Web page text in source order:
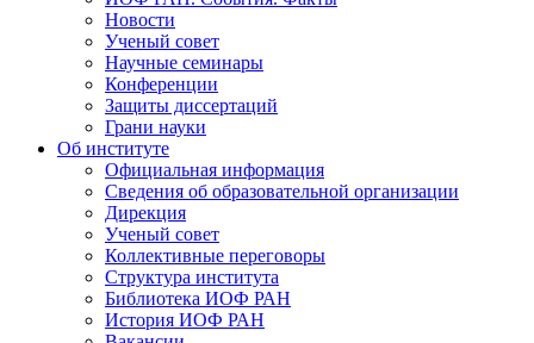
Новости
Ученый совет
Научные семинары
Конференции
Защиты диссертаций
Грани науки
Об институте
Официальная информация
Сведения об образовательной организации
Дирекция
Ученый совет
Коллективные переговоры
Структура института
Библиотека ИОФ РАН
История ИОФ РАН